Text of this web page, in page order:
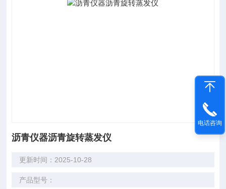
沥青仪器沥青旋转蒸发仪
更新时间：2025-10-28
产品型号：
电话咨询